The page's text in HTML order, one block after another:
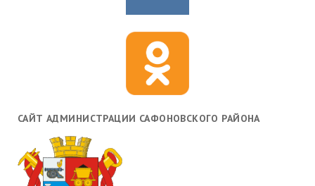
САЙТ АДМИНИСТРАЦИИ САФОНОВСКОГО РАЙОНА